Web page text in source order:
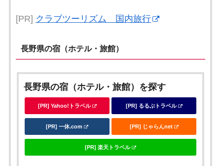
[PR] クラブツーリズム 国内旅行
長野県の宿（ホテル・旅館）
長野県の宿（ホテル・旅館）を探す
[PR] Yahoo!トラベル [PR] るるぶトラベル
[PR] 一休.com [PR] じゃらんnet
[PR] 楽天トラベル